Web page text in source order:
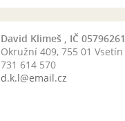
David Klimeš , IČ 05796261
Okružní 409, 755 01 Vsetín
731 614 570
d.k.l@email.cz